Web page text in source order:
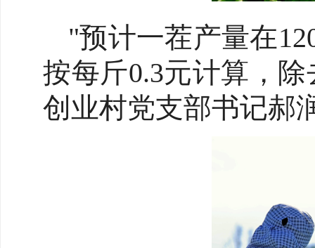
"预计一茬产量在
按每斤0.3元计算，
创业村党支部书记郝